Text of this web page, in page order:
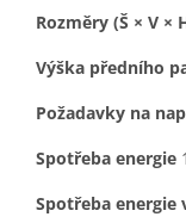
Rozměry (Š × V
Výška předního
Požadavky na
Spotřeba energie
Spotřeba